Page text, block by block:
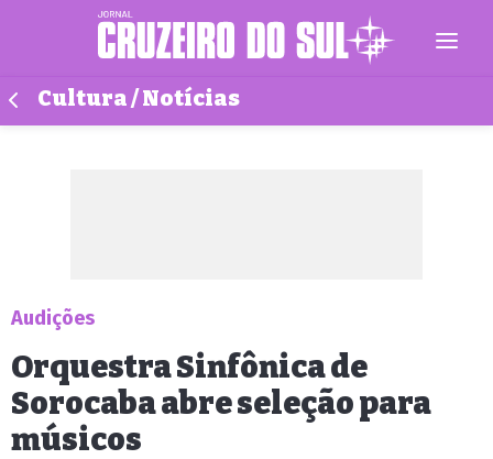
Cultura / Notícias
Audições
Orquestra Sinfônica de
Sorocaba abre seleção para
músicos